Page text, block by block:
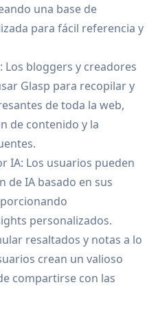
una base de
para fácil referencia y
Los bloggers y creadores
Glasp para recopilar y
de toda la web,
de contenido y la
IA: Los usuarios pueden
de IA basado en sus
personalizados.
resaltados y notas a lo
crean un valioso
compartirse con las